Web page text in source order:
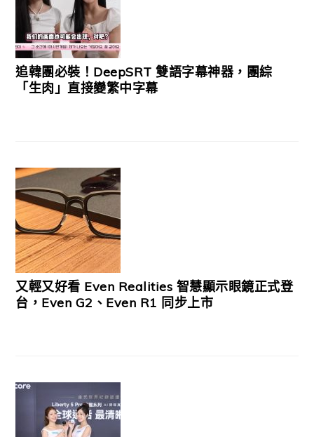
追韓團必裝！DeepSRT 雙語字幕神器，團綜
「生肉」直接變繁中字幕
又輕又好看 Even Realities 智慧顯示眼鏡正式登
台，Even G2、Even R1 同步上市